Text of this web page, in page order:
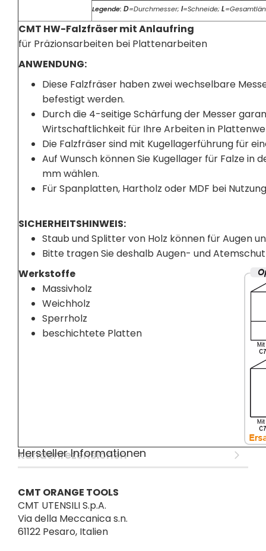
Legende: D=Durchmesser;I=Schneide;L
CMT HW-Falzfräser mit Anlaufring
für Präzionsarbeiten bei Plattenarbeiten
ANWENDUNG:
Diese Falzfräser haben zwei wechselbare
befestigt werden.
Durch die 4-seitige Schärfung der Messer
Wirtschaftlichkeit für Ihre Arbeiten in
Die Falzfräser sind mit Kugellagerführung für
Auf Wunsch können Sie Kugellager für Falze in
mm wählen.
Für Spanplatten, Hartholz oder MDF bei
SICHERHEITSHINWEIS:
Staub und Splitter von Holz können für Augen
Bitte tragen Sie deshalb Augen- und
Werkstoffe
Massivholz
Weichholz
Sperrholz
beschichtete Platten
Kundenrezensionen
Hersteller Informationen
CMT ORANGE TOOLS
CMT UTENSILI S.p.A.
Via della Meccanica s.n.
61122 Pesaro, Italien